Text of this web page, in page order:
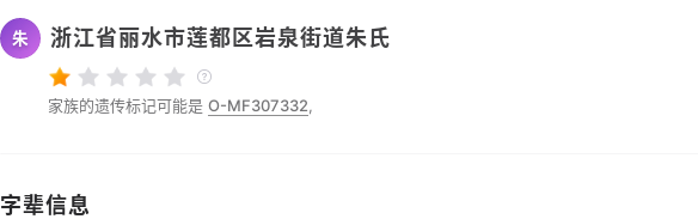
朱 浙江省丽水市莲都区岩泉街道朱氏
家族的遗传标记可能是 O-MF307332,
字辈信息